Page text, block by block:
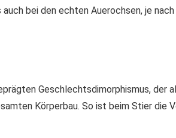
bei den echten Auerochsen, je
Geschlechtsdimorphismus,
Körperbau. So ist beim Stier